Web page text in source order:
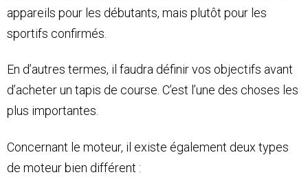
appareils pour les débutants, mais plutôt pour les
sportifs confirmés.
En d’autres termes, il faudra définir vos objectifs avant
d’acheter un tapis de course. C’est l’une des choses les
plus importantes.
Concernant le moteur, il existe également deux types
de moteur bien différent :